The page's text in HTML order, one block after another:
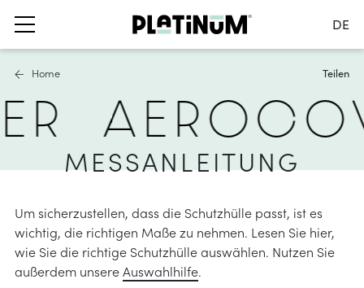
DE
English
Français
Deutsch
Österreich
und
Zubehör
und winddurchlässig
schutzhüllen
Home Teilen
MESSANLEITUNG
Um sicherzustellen, dass die Schutzhülle passt, ist es
wichtig, die richtigen Maße zu nehmen. Lesen Sie hier,
wie Sie die richtige Schutzhülle auswählen. Nutzen Sie
außerdem unsereAuswahlhilfe.